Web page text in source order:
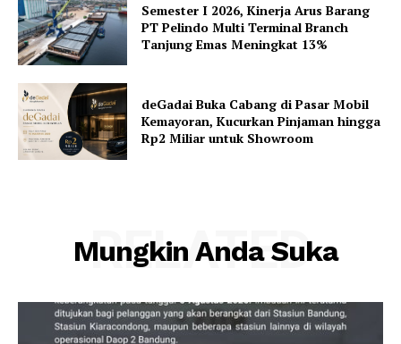
Semester I 2026, Kinerja Arus Barang
PT Pelindo Multi Terminal Branch
Tanjung Emas Meningkat 13%
deGadai Buka Cabang di Pasar Mobil
Kemayoran, Kucurkan Pinjaman hingga
Rp2 Miliar untuk Showroom
Mungkin Anda Suka
RELATED